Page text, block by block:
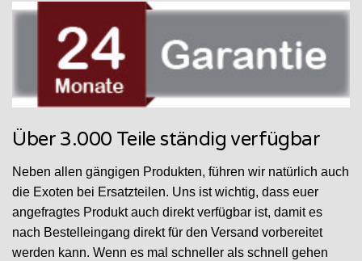
Über 3.000 Teile ständig verfügbar
Neben allen gängigen Produkten, führen wir natürlich auch
die Exoten bei Ersatzteilen. Uns ist wichtig, dass euer
angefragtes Produkt auch direkt verfügbar ist, damit es
nach Bestelleingang direkt für den Versand vorbereitet
werden kann. Wenn es mal schneller als schnell gehen